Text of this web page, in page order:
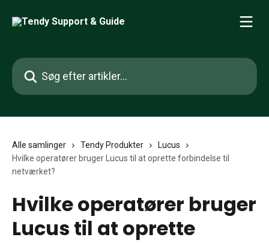
Søg efter artikler...
Alle samlinger Tendy Produkter
Lucus
Hvilke operatører bruger Lucus til at oprette forbindelse til
netværket?
Hvilke operatører bruger
Lucus til at oprette